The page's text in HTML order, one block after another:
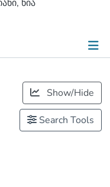
ნია
Show/Hide
Search Tools